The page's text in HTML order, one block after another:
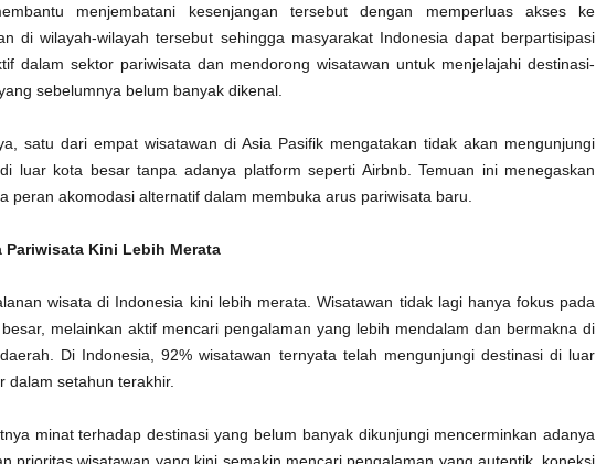
menjembatani kesenjangan tersebut dengan memperluas akses ke
di wilayah-wilayah tersebut sehingga masyarakat Indonesia dapat berpartisipasi
dalam sektor pariwisata dan mendorong wisatawan untuk menjelajahi destinasi-
sebelumnya belum banyak dikenal.
satu dari empat wisatawan di Asia Pasifik mengatakan tidak akan mengunjungi
luar kota besar tanpa adanya platform seperti Airbnb. Temuan ini menegaskan
peran akomodasi alternatif dalam membuka arus pariwisata baru.
Pariwisata Kini Lebih Merata
wisata di Indonesia kini lebih merata. Wisatawan tidak lagi hanya fokus pada
melainkan aktif mencari pengalaman yang lebih mendalam dan bermakna di
Di Indonesia, 92% wisatawan ternyata telah mengunjungi destinasi di luar
dalam setahun terakhir.
minat terhadap destinasi yang belum banyak dikunjungi mencerminkan adanya